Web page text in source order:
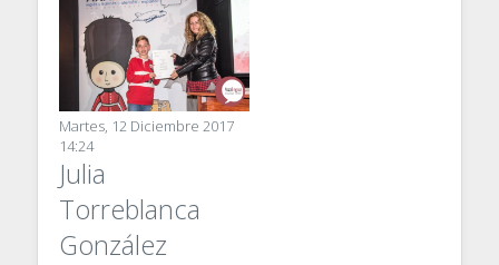
Martes, 12 Diciembre 2017
14:24
Julia
Torreblanca
González